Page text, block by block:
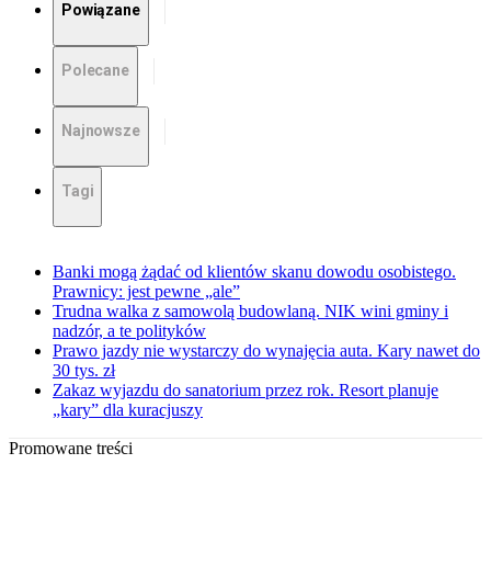
Powiązane
Polecane
Najnowsze
Tagi
Banki mogą żądać od klientów skanu dowodu osobistego.
Prawnicy: jest pewne „ale”
Trudna walka z samowolą budowlaną. NIK wini gminy i
nadzór, a te polityków
Prawo jazdy nie wystarczy do wynajęcia auta. Kary nawet do
30 tys. zł
Zakaz wyjazdu do sanatorium przez rok. Resort planuje
„kary” dla kuracjuszy
Promowane treści